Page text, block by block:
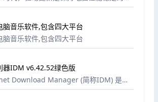
更新工具。这款软件彻底打破下载瓶颈，
...
脑音乐软件,包含四大平台
脑音乐软件,包含四大平台
器IDM v6.42.52绿色版
Download Manager (简称IDM) 是一